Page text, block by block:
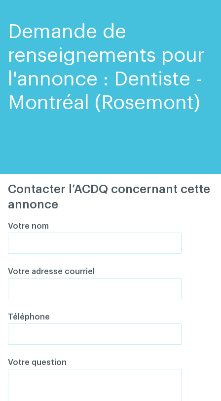
Demande de
renseignements pour
l'annonce : Dentiste -
Montréal (Rosemont)
Contacter l’ACDQ concernant cette
annonce
Votre nom
Votre adresse courriel
Téléphone
Votre question